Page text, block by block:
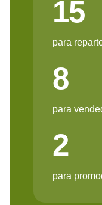
15
para
8
para
2
para